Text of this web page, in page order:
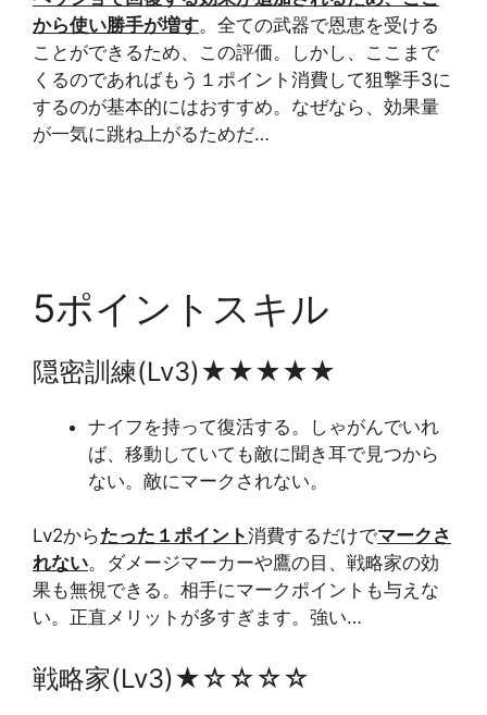
から使い勝手が増す。全ての武器で恩恵を受ける
ことができるため、この評価。しかし、ここまで
くるのであればもう１ポイント消費して狙撃手3に
するのが基本的にはおすすめ。なぜなら、効果量
が一気に跳ね上がるためだ…
5ポイントスキル
隠密訓練(Lv3)★★★★★
ナイフを持って復活する。しゃがんでいれ
ば、移動していても敵に聞き耳で見つから
ない。敵にマークされない。
Lv2からたった１ポイント消費するだけでマークさ
れない。ダメージマーカーや鷹の目、戦略家の効
果も無視できる。相手にマークポイントも与えな
い。正直メリットが多すぎます。強い…
戦略家(Lv3)★☆☆☆☆